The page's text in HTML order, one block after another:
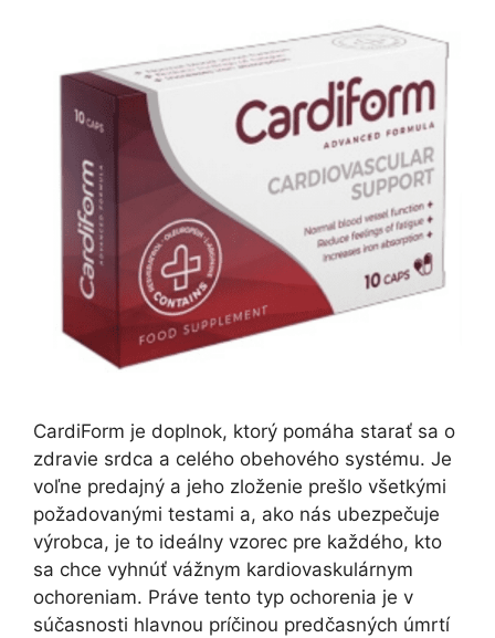
CardiForm je doplnok, ktorý pomáha starať sa o
zdravie srdca a celého obehového systému. Je
voľne predajný a jeho zloženie prešlo všetkými
požadovanými testami a, ako nás ubezpečuje
výrobca, je to ideálny vzorec pre každého, kto
sa chce vyhnúť vážnym kardiovaskulárnym
ochoreniam. Práve tento typ ochorenia je v
súčasnosti hlavnou príčinou predčasných úmrtí